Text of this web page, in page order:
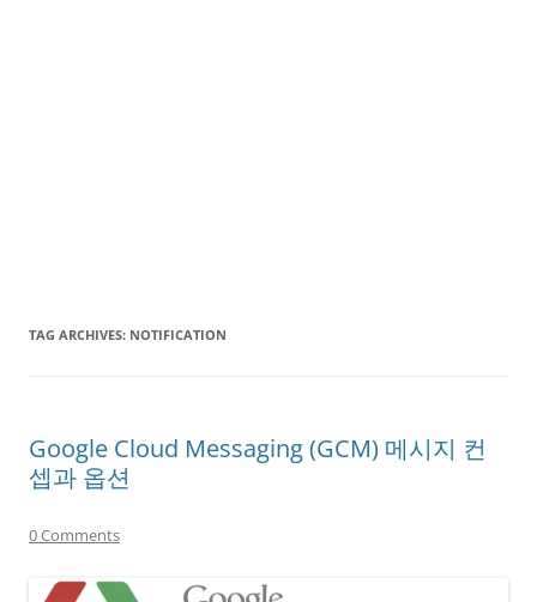
TAG ARCHIVES: NOTIFICATION
Google Cloud Messaging (GCM) 메시지 컨
셉과 옵션
0 Comments